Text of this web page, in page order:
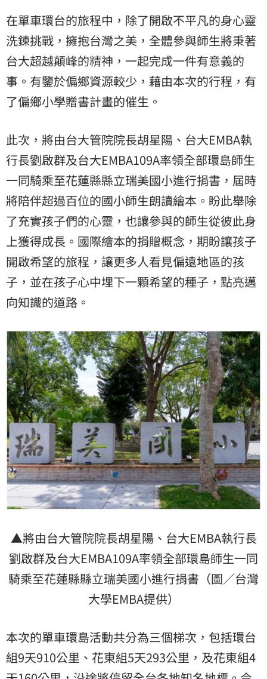
在單車環台的旅程中，除了開啟不平凡的身心靈
洗鍊挑戰，擁抱台灣之美，全體參與師生將秉著
台大超越顛峰的精神，一起完成一件有意義的
事。有鑒於偏鄉資源較少，藉由本次的行程，有
了偏鄉小學贈書計畫的催生。
此次，將由台大管院院長胡星陽、台大EMBA執
行長劉啟群及台大EMBA109A率領全部環島師生
一同騎乘至花蓮縣縣立瑞美國小進行捐書，屆時
將陪伴超過百位的國小師生朗讀繪本。盼此舉除
了充實孩子們的心靈，也讓參與的師生從彼此身
上獲得成長。國際繪本的捐贈概念，期盼讓孩子
開啟希望的旅程，讓更多人看見偏遠地區的孩
子，並在孩子心中埋下一顆希望的種子，點亮邁
向知識的道路。
▲將由台大管院院長胡星陽、台大EMBA執行長
劉啟群及台大EMBA109A率領全部環島師生一同
騎乘至花蓮縣縣立瑞美國小進行捐書（圖／台灣
大學EMBA提供）
本次的單車環島活動共分為三個梯次，包括環台
組9天910公里、花東組5天293公里，及花東組4